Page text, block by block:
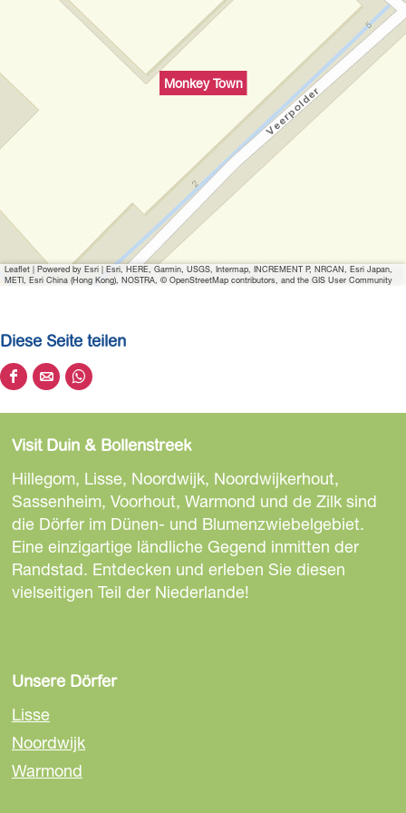
t
B
l
d
f
n
e
Monkey Town
Leaflet | Powered by Esri | Esri, HERE, Garmin, USGS, Intermap, INCREMENT P, NRCAN, Esri Japan,
METI, Esri China (Hong Kong), NOSTRA, © OpenStreetMap contributors, and the GIS User Community
Diese Seite teilen
D
i
s
e
S
e
i
t
e
l
e
n
a
u
D
i
s
e
S
e
i
t
e
l
n
a
u
D
i
s
e
S
e
i
t
e
l
a
u
Visit Duin & Bollenstreek
Hillegom, Lisse, Noordwijk, Noordwijkerhout,
Sassenheim, Voorhout, Warmond und de Zilk sind
die Dörfer im Dünen- und Blumenzwiebelgebiet.
Eine einzigartige ländliche Gegend inmitten der
Randstad. Entdecken und erleben Sie diesen
vielseitigen Teil der Niederlande!
Unsere Dörfer
Lisse
Noordwijk
Warmond